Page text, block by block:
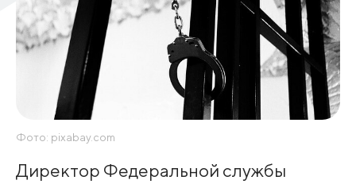
Фото: pixabay.com
Директор Федеральной службы